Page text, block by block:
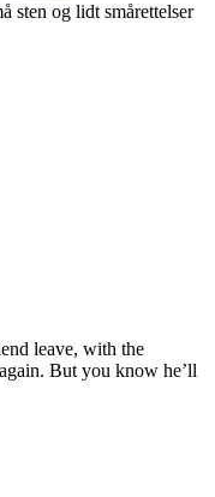
sten og lidt smårettelser
leave, with the
But you know he’ll